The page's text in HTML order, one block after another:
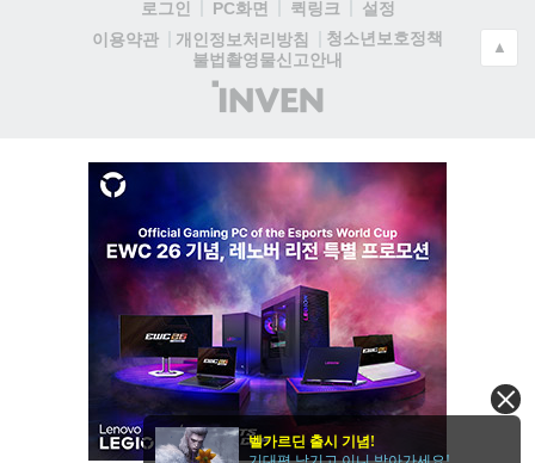
로그인 PC화면 퀵링크
설정
이용약관
개인정보처리방침
청소년보호정책
불법촬영물신고안내
(주)
인
▲
벨가르딘 출시 기념!